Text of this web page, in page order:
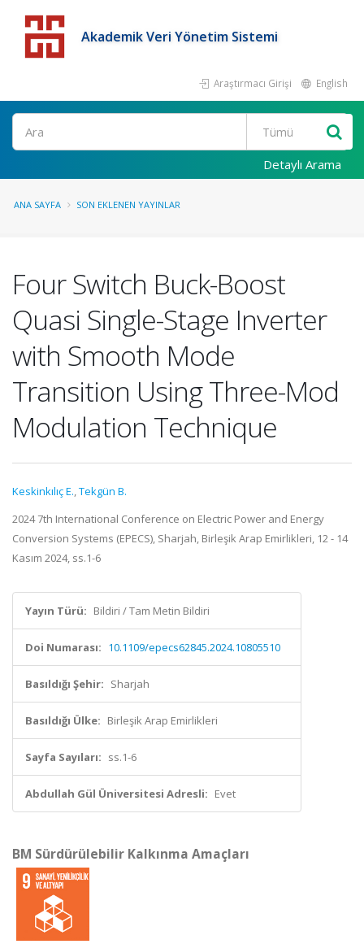
Akademik Veri Yönetim Sistemi
Araştırmacı Girişi English
Detaylı Arama
ANA SAYFA SON EKLENEN YAYINLAR
Four Switch Buck-Boost
Quasi Single-Stage Inverter
with Smooth Mode
Transition Using Three-Mod
Modulation Technique
Keskinkılıç E.,Tekgün B.
2024 7th International Conference on Electric Power and Energy
Conversion Systems (EPECS), Sharjah, Birleşik Arap Emirlikleri, 12 - 14
Kasım 2024, ss.1-6
Yayın Türü: Bildiri / Tam Metin Bildiri
Doi Numarası: 10.1109/epecs62845.2024.10805510
Basıldığı Şehir: Sharjah
Basıldığı Ülke: Birleşik Arap Emirlikleri
Sayfa Sayıları: ss.1-6
Abdullah Gül Üniversitesi Adresli: Evet
BM Sürdürülebilir Kalkınma Amaçları